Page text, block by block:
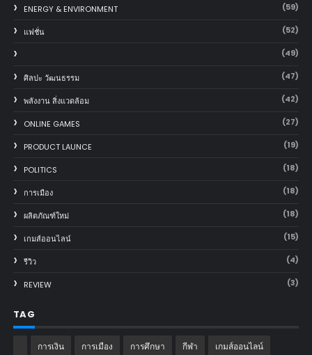
ENERGY & ENVIRONMENT (59)
แฟชั่น (52)
(49)
ศิลปะ วัฒนธรรม (47)
พลังงาน สิ่งแวดล้อม (42)
ONLINE GAMES (27)
PRODUCT LAUNCE (19)
POLITICS (18)
การเมือง (18)
ผลิตภัณฑ์ใหม่ (18)
เกมส์ออนไลน์ (15)
รีวิว (4)
REVIEW (3)
TAG
การเงิน การเมือง การศึกษา กีฬา เกมส์ออนไลน์